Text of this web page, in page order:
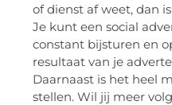
of dienst af weet, dan
Je kunt een social
constant bijsturen en
resultaat van je
Daarnaast is het heel
stellen. Wil jij meer